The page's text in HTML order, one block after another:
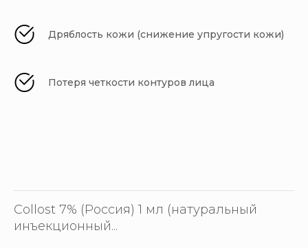
Дряблость кожи (снижение упругости кожи)
Потеря четкости контуров лица
Collost 7% (Россия) 1 мл (натуральный
инъекционный...